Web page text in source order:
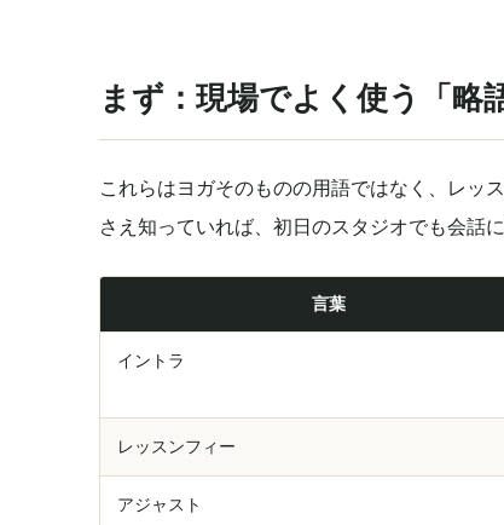
まず：現場でよく使う「略
これらはヨガそのものの用語ではなく、レッ
さえ知っていれば、初日のスタジオでも会話
言葉
イントラ
レッスンフィー
アジャスト